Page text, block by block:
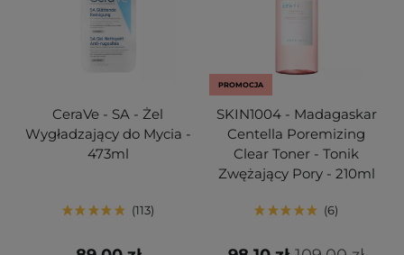
CeraVe - SA - Żel
Wygładzający do Mycia -
473ml
113
PROMOCJA
SKIN1004 - Madagaskar
Centella Poremizing
Clear Toner - Tonik
Zwężający Pory - 210ml
6